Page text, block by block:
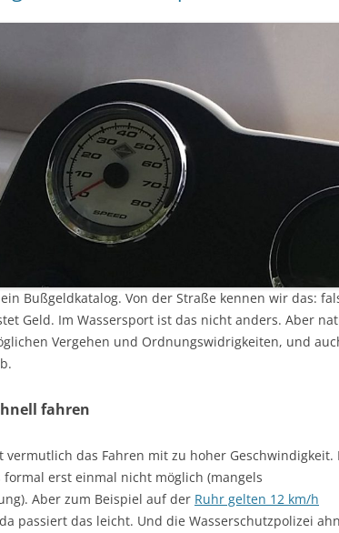
Bußgeldkatalog. Von der Straße kennen wir das:
Geld. Im Wassersport ist das nicht anders. Aber
Vergehen und Ordnungswidrigkeiten, und
fahren
vermutlich das Fahren mit zu hoher Geschwindigkeit.
erst einmal nicht möglich (mangels
Aber zum Beispiel auf der Ruhr gelten 12 km/h
passiert das leicht. Und die Wasserschutzpolizei